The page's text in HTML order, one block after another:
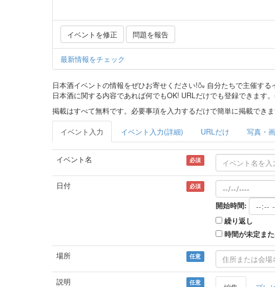
イベントを修正 問題を報告
最新情報をチェック
日本酒イベントの情報をぜひお寄せください!🍶 自分たちで主催す
日本酒に関する内容であれば何でもOK! URLだけでも登録できます
掲載はすべて無料です。必要事項を入力するだけで簡単に掲載でき
イベント入力 イベント入力(詳細) URLだけ 写真・
イベント名 必須
日付 必須
開始時間:
繰り返し
時間が未定ま
場所 任意
説明 任意